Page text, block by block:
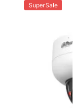
SuperSale